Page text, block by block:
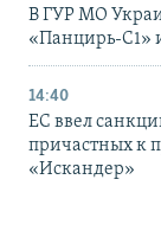
В ГУР МО
«Панцирь-С1»
14:40
ЕС ввел
причастных к
«Искандер»